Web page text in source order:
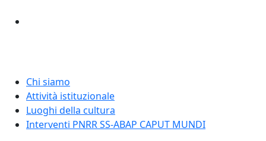
Chi siamo
Attività istituzionale
Luoghi della cultura
Interventi PNRR SS-ABAP CAPUT MUNDI